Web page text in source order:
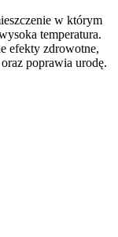
w którym
temperatura.
efekty zdrowotne,
poprawia urodę.